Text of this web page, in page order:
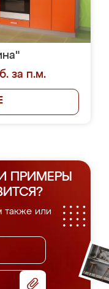
за п.м.
ПРИМЕРЫ
также или